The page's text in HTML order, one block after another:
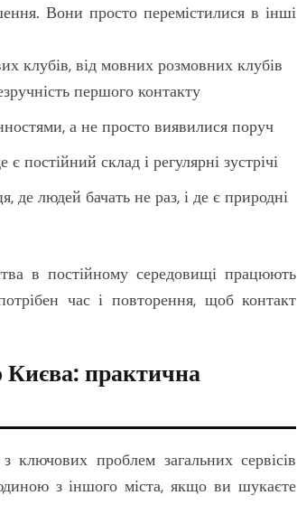
Вони просто перемістилися в інші
клубів, від мовних розмовних клубів
першого контакту
а не просто виявилися поруч
постійний склад і регулярні зустрічі
де людей бачать не раз, і де є природні
в постійному середовищі працюють
час і повторення, щоб контакт
Києва: практична
проблем загальних сервісів
з іншого міста, якщо ви шукаєте